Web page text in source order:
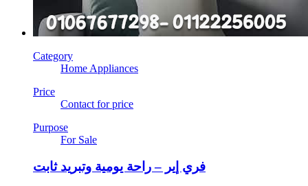
Category
Home Appliances
Price
Contact for price
Purpose
For Sale
فري إير – راحة يومية وتبريد ثابت